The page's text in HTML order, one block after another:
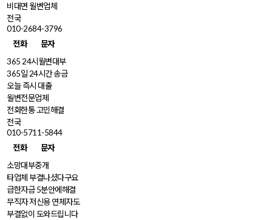
비대면 월변업체
전국
010-2684-3796
전화
문자
365 24시월변대부
365일 24시간 송금
오늘 즉시 대출
월변전문업체
전화한통 고민해결
전국
010-5711-5844
전화
문자
소망대부중개
타업체 부결나셨다구요
급한자금 5분안에해결
무직자 저신용 연체자도
부결없이 도와드립니다